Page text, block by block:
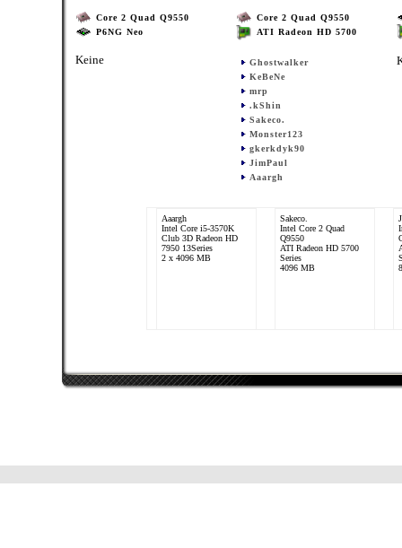
Core 2 Quad Q9550
P6NG Neo
Keine
Core 2 Quad Q9550
ATI Radeon HD 5700
Ghostwalker
KeBeNe
mrp
.kShin
Sakeco.
Monster123
gkerkdyk90
JimPaul
Aaargh
Aaargh
Intel Core i5-3570K
Club 3D Radeon HD
7950 13Series
2 x 4096 MB
Sakeco.
Intel Core 2 Quad
Q9550
ATI Radeon HD 5700
Series
4096 MB
ATI Radeon HD 5700
Series